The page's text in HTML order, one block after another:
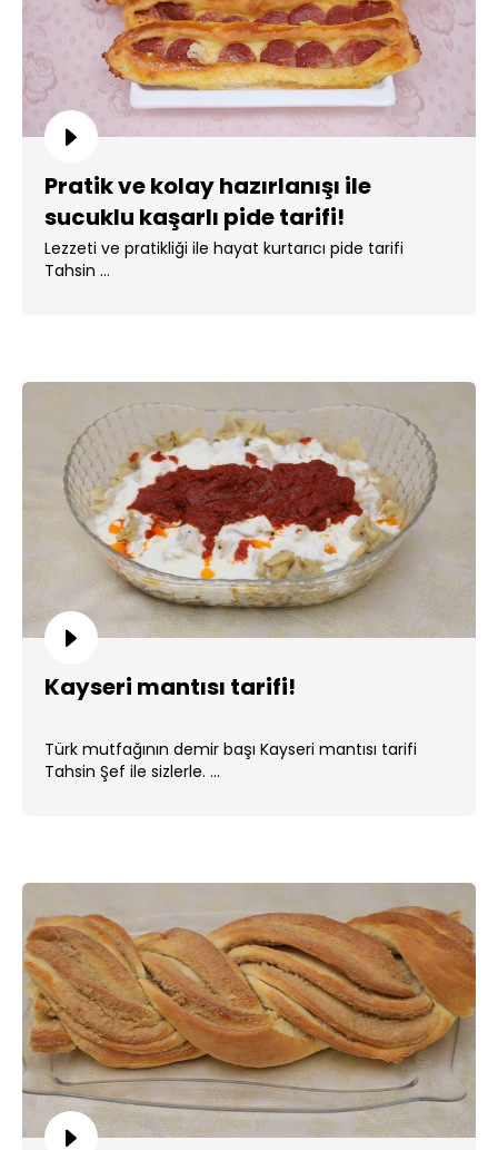
Pratik ve kolay hazırlanışı ile
sucuklu kaşarlı pide tarifi!
Lezzeti ve pratikliği ile hayat kurtarıcı pide tarifi
Tahsin ...
Kayseri mantısı tarifi!
Türk mutfağının demir başı Kayseri mantısı tarifi
Tahsin Şef ile sizlerle. ...